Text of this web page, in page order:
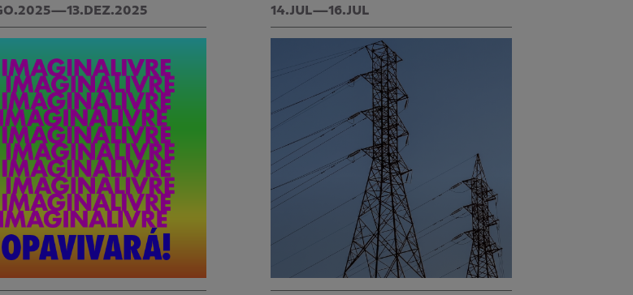
14.JUL—16.JUL